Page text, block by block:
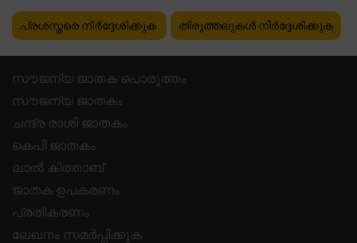
പ്രശസ്തരെ നിർദ്ദേശിക്കുക തിരുത്തലുകൾ നിർദ്ദേശിക്കുക
സൗജന്യ ജാതക പൊരുത്തം
സൗജന്യ ജാതകം
ചന്ദ്ര രാശി ജാതകം
കെപി ജാതകം
ലാൽ കിത്താബ്
ജാതക ഉപകരണം
പ്രതികരണം
ലേഖനം സമർപ്പിക്കുക